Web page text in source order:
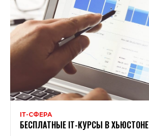
ІТ-СФЕРА
БЕСПЛАТНЫЕ ІТ-КУРСЫ В ХЬЮСТОНЕ